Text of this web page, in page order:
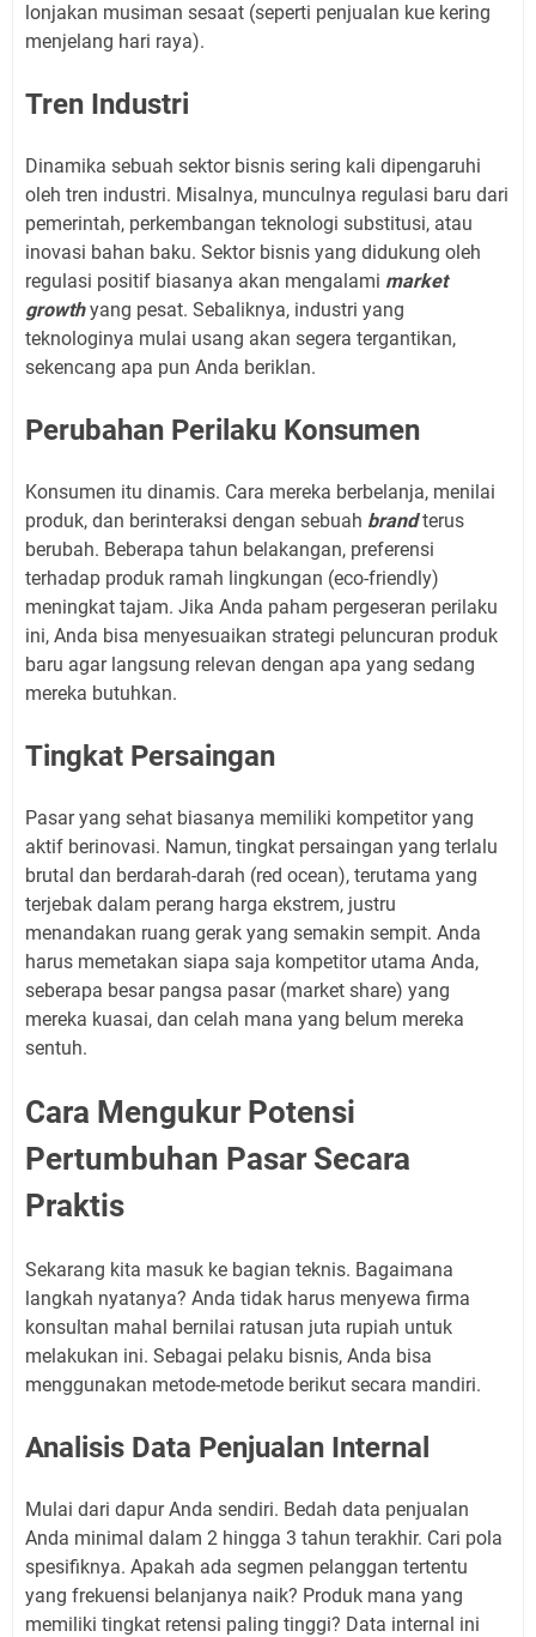
lonjakan musiman sesaat (seperti penjualan kue kering
menjelang hari raya).
Tren Industri
Dinamika sebuah sektor bisnis sering kali dipengaruhi
oleh tren industri. Misalnya, munculnya regulasi baru dari
pemerintah, perkembangan teknologi substitusi, atau
inovasi bahan baku. Sektor bisnis yang didukung oleh
regulasi positif biasanya akan mengalami market
growthyang pesat. Sebaliknya, industri yang
teknologinya mulai usang akan segera tergantikan,
sekencang apa pun Anda beriklan.
Perubahan Perilaku Konsumen
Konsumen itu dinamis. Cara mereka berbelanja, menilai
produk, dan berinteraksi dengan sebuah brandterus
berubah. Beberapa tahun belakangan, preferensi
terhadap produk ramah lingkungan (eco-friendly)
meningkat tajam. Jika Anda paham pergeseran perilaku
ini, Anda bisa menyesuaikan strategi peluncuran produk
baru agar langsung relevan dengan apa yang sedang
mereka butuhkan.
Tingkat Persaingan
Pasar yang sehat biasanya memiliki kompetitor yang
aktif berinovasi. Namun, tingkat persaingan yang terlalu
brutal dan berdarah-darah (red ocean), terutama yang
terjebak dalam perang harga ekstrem, justru
menandakan ruang gerak yang semakin sempit. Anda
harus memetakan siapa saja kompetitor utama Anda,
seberapa besar pangsa pasar (market share) yang
mereka kuasai, dan celah mana yang belum mereka
sentuh.
Cara Mengukur Potensi
Pertumbuhan Pasar Secara
Praktis
Sekarang kita masuk ke bagian teknis. Bagaimana
langkah nyatanya? Anda tidak harus menyewa firma
konsultan mahal bernilai ratusan juta rupiah untuk
melakukan ini. Sebagai pelaku bisnis, Anda bisa
menggunakan metode-metode berikut secara mandiri.
Analisis Data Penjualan Internal
Mulai dari dapur Anda sendiri. Bedah data penjualan
Anda minimal dalam 2 hingga 3 tahun terakhir. Cari pola
spesifiknya. Apakah ada segmen pelanggan tertentu
yang frekuensi belanjanya naik? Produk mana yang
memiliki tingkat retensi paling tinggi? Data internal ini